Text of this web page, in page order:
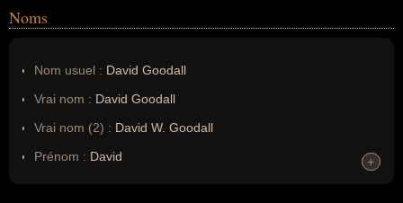
Noms
Nom usuel : David Goodall
Vrai nom : David Goodall
Vrai nom (2) : David W. Goodall
Prénom : David
+
+